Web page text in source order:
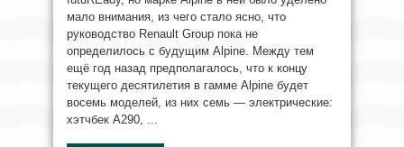
мало внимания, из чего стало ясно, что
руководство Renault Group пока не
определилось с будущим Alpine. Между тем
ещё год назад предполагалось, что к концу
текущего десятилетия в гамме Alpine будет
восемь моделей, из них семь — электрические:
хэтчбек A290, ...